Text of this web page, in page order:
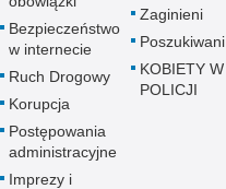
Bezpieczeństwo
w internecie
Ruch Drogowy
Korupcja
Postępowania
administracyjne
Imprezy i
Zaginieni
Poszukiwani
KOBIETY W
POLICJI